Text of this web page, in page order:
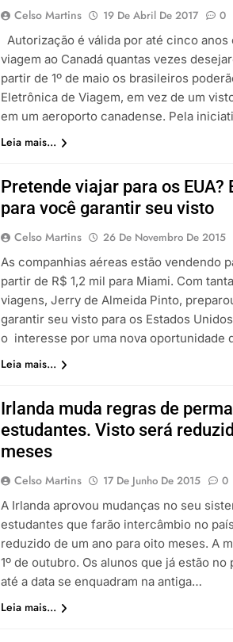
Celso Martins 19 De Abril De 2017 0
Autorização é válida por até cinco
viagem ao Canadá quantas vezes
partir de 1º de maio os brasileiros
Eletrônica de Viagem, em vez de um
em um aeroporto canadense. Pela
Leia mais...
Pretende viajar para os
para você garantir seu visto
Celso Martins 26 De Novembro De 2015
As companhias aéreas estão vendendo
partir de R$ 1,2 mil para Miami. Com
viagens, Jerry de Almeida Pinto,
garantir seu visto para os Estados
o interesse por uma nova oportunidade
Leia mais...
Irlanda muda regras de
estudantes. Visto será
meses
Celso Martins 17 De Junho De 2015 0
A Irlanda aprovou mudanças no seu
estudantes que farão intercâmbio no
reduzido de um ano para oito meses. A
1º de outubro. Os alunos que já estão
até a data se enquadram na antiga…
Leia mais...